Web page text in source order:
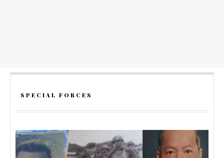
SPECIAL FORCES